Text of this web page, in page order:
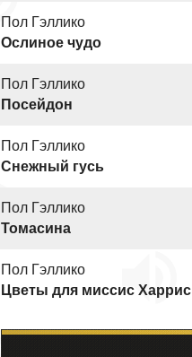
Пол Гэллико
Ослиное чудо
Пол Гэллико
Посейдон
Пол Гэллико
Снежный гусь
Пол Гэллико
Томасина
Пол Гэллико
Цветы для миссис Харрис